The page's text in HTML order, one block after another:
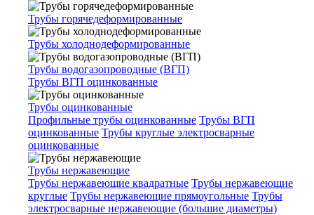
Трубы горячедеформированные
Трубы холоднодеформированные
Трубы водогазопроводные (ВГП)
Трубы ВГП оцинкованные
Трубы оцинкованные
Профильные трубы оцинкованные Трубы ВГП
оцинкованные Трубы круглые электросварные
оцинкованные
Трубы нержавеющие
Трубы нержавеющие квадратные Трубы нержавеющие
круглые Трубы нержавеющие прямоугольные Трубы
электросварные нержавеющие (большие диаметры)